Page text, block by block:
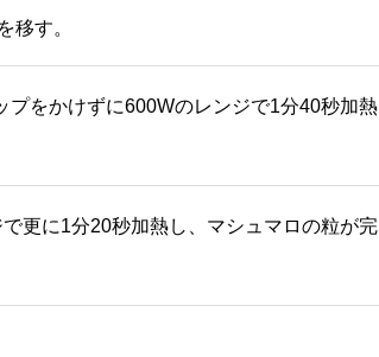
移す。
プをかけずに600Wのレンジで1分40秒加熱
更に1分20秒加熱し、マシュマロの粒が完